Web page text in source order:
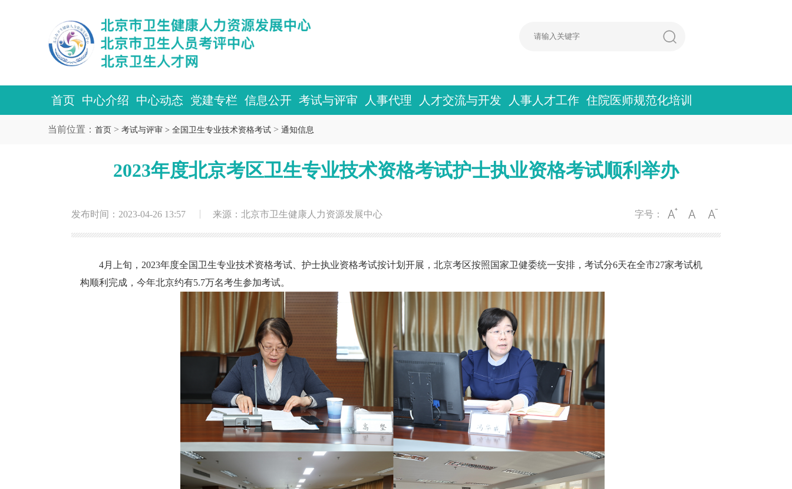
首页 中心介绍 中心动态 党建专栏 信息公开 考试与评审 人事代理 人才交流与开发 人事人才工作 住院医师规范化培训
当前位置： 首页> 考试与评审 > 全国卫生专业技术资格考试> 通知信息
2023年度北京考区卫生专业技术资格考试护士执业资格考试顺利举办
发布时间：2023-04-26 13:57 来源：北京市卫生健康人力资源发展中心 字号：
4月上旬，2023年度全国卫生专业技术资格考试、护士执业资格考试按计划开展，北京考区按照国家卫健委统一安排，考试分6天在全市27家考试机
构顺利完成，今年北京约有5.7万名考生参加考试。